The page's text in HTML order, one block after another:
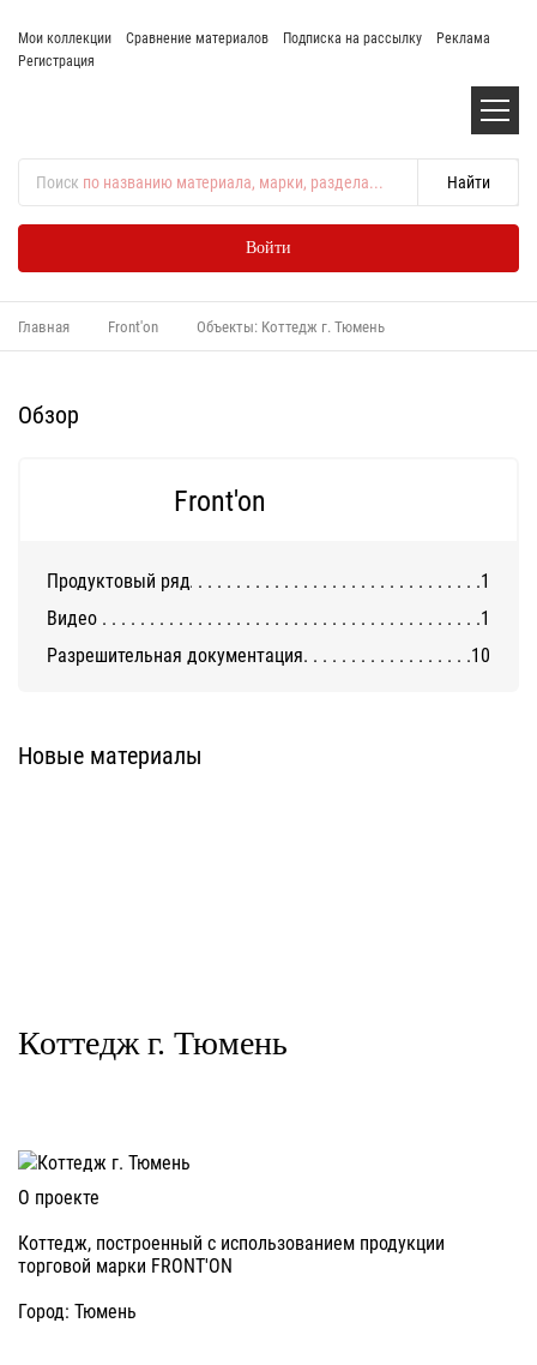
Мои коллекции Сравнение материалов Подписка на рассылку
Реклама
Регистрация
Поиск по названию материала, марки, раздела...
Войти
Главная Front'on Объекты: Коттедж г. Тюмень
Коттедж г. Тюмень
О проекте
Коттедж, построенный с использованием продукции
торговой марки FRONT'ON
Город: Тюмень
Обзор
Front'on
Продуктовый ряд
1
Видео
1
Разрешительная документация
10
Новые материалы